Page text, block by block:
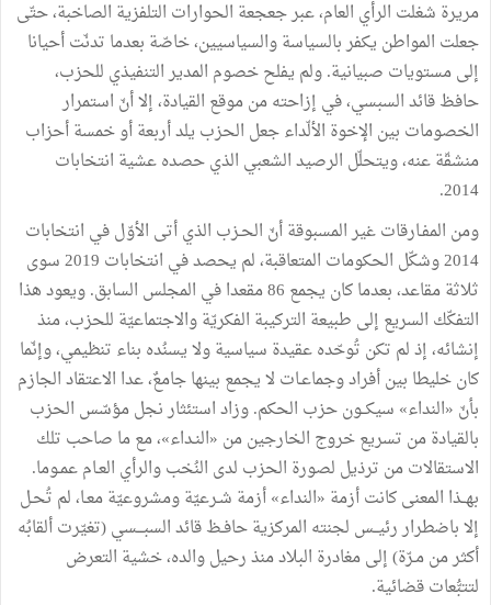
مريرة شغلت الرأي العام، عبر جعجعة الحوارات التلفزية الصاخبة، حتّى
جعلت المواطن يكفر بالسياسة والسياسيين، خاصّة بعدما تدنّت أحيانا
إلى مستويات صبيانية. ولم يفلح خصوم المدير التنفيذي للحزب،
حافظ قائد السبسي، في إزاحته من موقع القيادة، إلا أنّ استمرار
الخصومات بين الإخوة الألّداء جعل الحزب يلد أربعة أو خمسة أحزاب
منشقّة عنه، ويتحلّل الرصيد الشعبي الذي حصده عشية انتخابات
2014.
ومن المفـارقات غير المسبوقة أنّ الحـزب الذي أتى الأوّل في انتخابات
2014 وشكّل الحكومات المتعاقبة، لم يحصد في انتخابات 2019 سوى
ثلاثة مقاعد، بعدما كان يجمع 86 مقعدا في المجلس السابق. ويعود هذا
التفكّك السريع إلى طبيعة التركيبة الفكريّة والاجتماعيّة للحزب، منذ
إنشائه، إذ لم تكن تُوحّده عقيدة سياسية ولا يسنُده بناء تنظيمي، وإنّما
كان خليطا بين أفراد وجماعـات لا يجمع بينها جامعٌ، عدا الاعتقاد الجازم
بأنّ «النداء» سيكــون حزب الحكم. وزاد استئثار نجل مؤسّس الحزب
بالقيادة من تسريع خروج الخارجين من «النـداء»، مع ما صاحب تلك
الاستقالات من ترذيل لصورة الحزب لدى النُخب والرأي العـام عمـوما.
بهــذا المعنى كانت أزمة «النداء» أزمة شـرعيّة ومشروعيّة معـا، لم تُحـل
إلا باضطرار رئيــس لجنته المركزية حافـظ قائد السبـــسي (تغيّرت ألقابُه
أكثر من مـرّة) إلى مغادرة البلاد منذ رحيل والده، خشية التعرض
لتتبُّعات قضائية.